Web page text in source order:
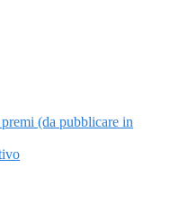
(da pubblicare in